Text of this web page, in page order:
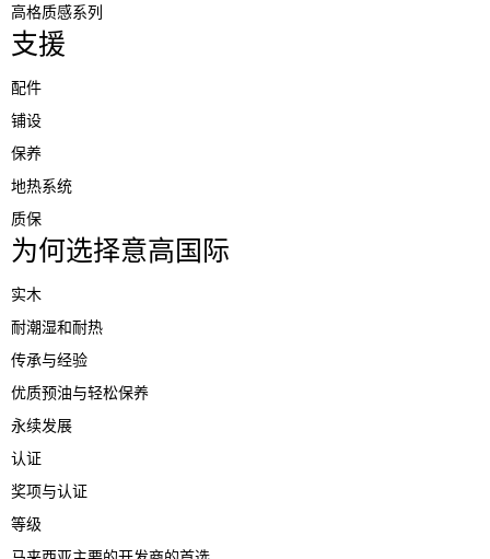
高格质感系列
支援
配件
铺设
保养
地热系统
质保
为何选择意高国际
实木
耐潮湿和耐热
传承与经验
优质预油与轻松保养
永续发展
认证
奖项与认证
等级